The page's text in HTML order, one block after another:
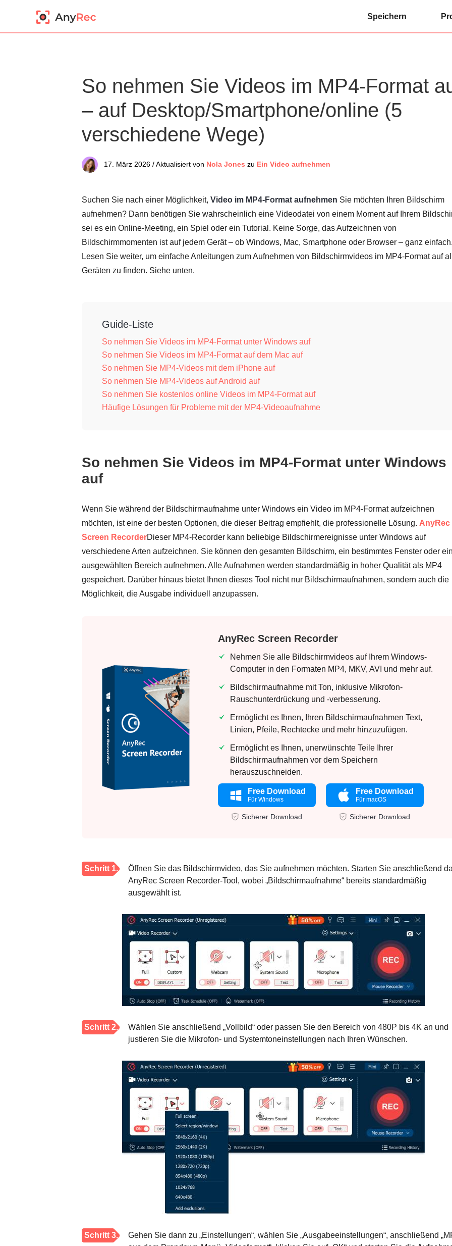
Speichern
So nehmen Sie Videos im MP4-Format
– auf Desktop/Smartphone/online (5
verschiedene Wege)
17. März 2026 / Aktualisiert von Nola Jones zu Ein Video aufnehmen
Suchen Sie nach einer Möglichkeit, Video im MP4-Format aufnehmen Sie möchten Ihren Bildschirm
aufnehmen? Dann benötigen Sie wahrscheinlich eine Videodatei von einem Moment auf Ihrem
sei es ein Online-Meeting, ein Spiel oder ein Tutorial. Keine Sorge, das Aufzeichnen von
Bildschirmmomenten ist auf jedem Gerät – ob Windows, Mac, Smartphone oder Browser – ganz
Lesen Sie weiter, um einfache Anleitungen zum Aufnehmen von Bildschirmvideos im MP4-Format auf
Geräten zu finden. Siehe unten.
Guide-Liste
So nehmen Sie Videos im MP4-Format unter Windows auf
So nehmen Sie Videos im MP4-Format auf dem Mac auf
So nehmen Sie MP4-Videos mit dem iPhone auf
So nehmen Sie MP4-Videos auf Android auf
So nehmen Sie kostenlos online Videos im MP4-Format auf
Häufige Lösungen für Probleme mit der MP4-Videoaufnahme
So nehmen Sie Videos im MP4-Format unter Windows
auf
Wenn Sie während der Bildschirmaufnahme unter Windows ein Video im MP4-Format aufzeichnen
möchten, ist eine der besten Optionen, die dieser Beitrag empfiehlt, die professionelle Lösung. AnyRec
Screen RecorderDieser MP4-Recorder kann beliebige Bildschirmereignisse unter Windows auf
verschiedene Arten aufzeichnen. Sie können den gesamten Bildschirm, ein bestimmtes Fenster oder
ausgewählten Bereich aufnehmen. Alle Aufnahmen werden standardmäßig in hoher Qualität als MP4
gespeichert. Darüber hinaus bietet Ihnen dieses Tool nicht nur Bildschirmaufnahmen, sondern auch die
Möglichkeit, die Ausgabe individuell anzupassen.
AnyRec Screen Recorder
Nehmen Sie alle Bildschirmvideos auf Ihrem Windows-
Computer in den Formaten MP4, MKV, AVI und mehr auf.
Bildschirmaufnahme mit Ton, inklusive Mikrofon-
Rauschunterdrückung und -verbesserung.
Ermöglicht es Ihnen, Ihren Bildschirmaufnahmen Text,
Linien, Pfeile, Rechtecke und mehr hinzuzufügen.
Ermöglicht es Ihnen, unerwünschte Teile Ihrer
Bildschirmaufnahmen vor dem Speichern
herauszuschneiden.
Free Download
Für Windows
Sicherer Download
Free Download
Für macOS
Sicherer Download
Schritt 1.
Öffnen Sie das Bildschirmvideo, das Sie aufnehmen möchten. Starten Sie anschließend
AnyRec Screen Recorder-Tool, wobei „Bildschirmaufnahme“ bereits standardmäßig
ausgewählt ist.
Schritt 2.
Wählen Sie anschließend „Vollbild“ oder passen Sie den Bereich von 480P bis 4K an und
justieren Sie die Mikrofon- und Systemtoneinstellungen nach Ihren Wünschen.
Schritt 3.
Gehen Sie dann zu „Einstellungen“, wählen Sie „Ausgabeeinstellungen“, anschließend